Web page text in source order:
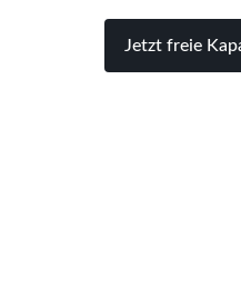
Jetzt freie